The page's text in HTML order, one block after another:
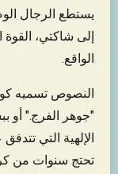
يستطع الرجال
إلى شاكتي، القوة
الواقع.
النصوص تسميه
"جوهر الفرج." أو
الإلهية التي
تحتج سنوات من